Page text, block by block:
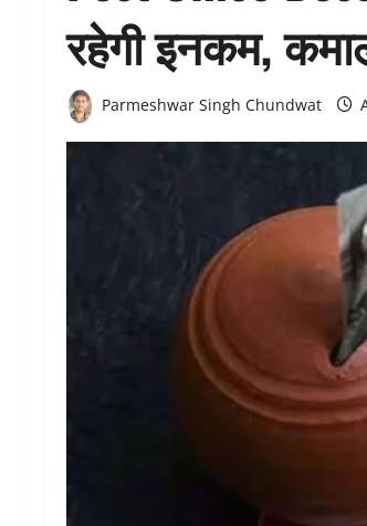
रहेगी इनकम,
Parmeshwar Singh Chundwat